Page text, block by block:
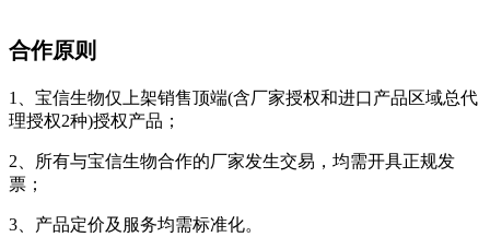
合作原则
1、宝信生物仅上架销售顶端(含厂家授权和进口产品区域总代
理授权2种)授权产品；
2、所有与宝信生物合作的厂家发生交易，均需开具正规发
票；
3、产品定价及服务均需标准化。